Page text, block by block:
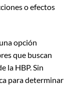
o efectos
opción
que buscan
la HBP. Sin
para determinar